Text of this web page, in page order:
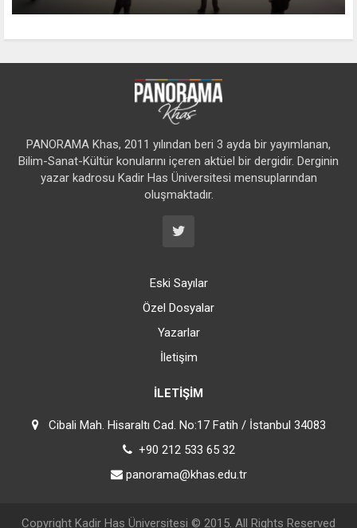
PANORAMA Khas, 2011 yılından beri 3 ayda bir yayımlanan,
Bilim-Sanat-Kültür konularını içeren aktüel bir dergidir. Derginin
yazar kadrosu Kadir Has Üniversitesi mensuplarından
oluşmaktadır.
Eski Sayılar
Özel Dosyalar
Yazarlar
İletişim
İLETIŞIM
Cibali Mah. Hisaraltı Cad. No:17 Fatih / İstanbul 34083
+90 212 533 65 32
panorama@khas.edu.tr
Copyright Kadir Has Üniversitesi © 2015. All Rights Reserved